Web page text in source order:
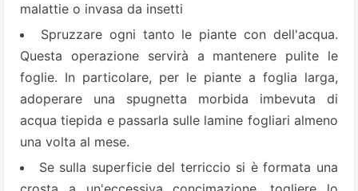
malattie o invasa da insetti
Spruzzare ogni tanto le piante con dell'acqua.
Questa operazione servirà a mantenere pulite le
foglie. In particolare, per le piante a foglia larga,
adoperare una spugnetta morbida imbevuta di
acqua tiepida e passarla sulle lamine fogliari almeno
una volta al mese.
Se sulla superficie del terriccio si è formata una